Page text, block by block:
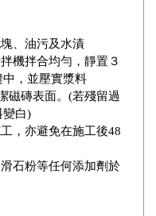
、油污及水漬
機拌合均勻，靜置３
，並壓實漿料
磁磚表面。(若殘留過
變白)
，亦避免在施工後48
石粉等任何添加劑於